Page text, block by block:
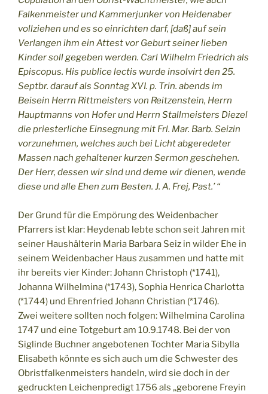
Falkenmeister und Kammerjunker von Heidenaber
vollziehen und es so einrichten darf, [daß] auf sein
Verlangen ihm ein Attest vor Geburt seiner lieben
Kinder soll gegeben werden. Carl Wilhelm Friedrich als
Episcopus. His publice lectis wurde insolvirt den 25.
Septbr. darauf als Sonntag XVI. p. Trin. abends im
Beisein Herrn Rittmeisters von Reitzenstein, Herrn
Hauptmanns von Hofer und Herrn Stallmeisters Diezel
die priesterliche Einsegnung mit Frl. Mar. Barb. Seizin
vorzunehmen, welches auch bei Licht abgeredeter
Massen nach gehaltener kurzen Sermon geschehen.
Der Herr, dessen wir sind und deme wir dienen, wende
diese und alle Ehen zum Besten. J. A. Frej, Past.’ “
Der Grund für die Empörung des Weidenbacher
Pfarrers ist klar: Heydenab lebte schon seit Jahren mit
seiner Haushälterin Maria Barbara Seiz in wilder Ehe in
seinem Weidenbacher Haus zusammen und hatte mit
ihr bereits vier Kinder: Johann Christoph (*1741),
Johanna Wilhelmina (*1743), Sophia Henrica Charlotta
(*1744) und Ehrenfried Johann Christian (*1746).
Zwei weitere sollten noch folgen: Wilhelmina Carolina
1747 und eine Totgeburt am 10.9.1748. Bei der von
Siglinde Buchner angebotenen Tochter Maria Sibylla
Elisabeth könnte es sich auch um die Schwester des
Obristfalkenmeisters handeln, wird sie doch in der
gedruckten Leichenpredigt 1756 als „geborene Freyin